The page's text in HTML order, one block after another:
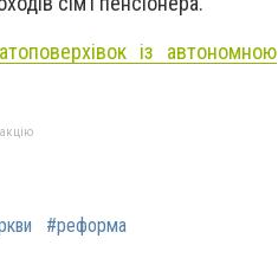
із автономною
#реформа